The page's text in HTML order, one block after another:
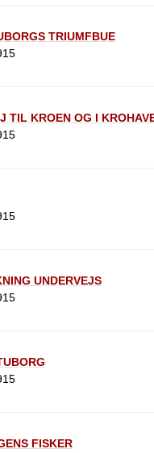
TRIUMFBUE
TIL KROEN OG I
UNDERVEJS
FISKER